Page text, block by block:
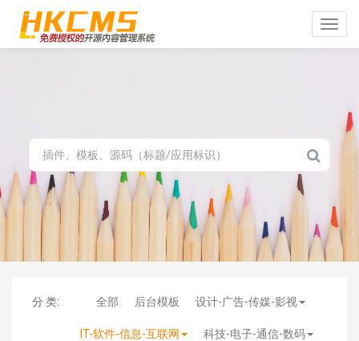
Toggle
分 类: 全部 后台模板 设计-广告-传媒-影视
IT-软件-信息-互联网 科技-电子-通信-数码